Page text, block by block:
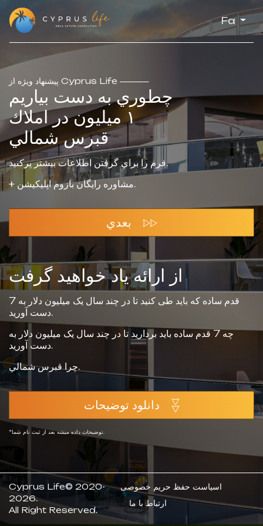
Fa
Cyprus Life
چطوري به دست بياريم
١ ميليون در املاك
قبرس شمالي
فرم را براي گرفتن اطلاعات بيشتر پركنيد.
+ مشاوره رايگان بازوم اپليكيشن.
از ارائه یاد خواهید گرفت
7 قدم ساده که باید طی کنید تا در چند سال یک میلیون دلار به
دست آورید.
چه 7 قدم ساده باید بردارید تا در چند سال یک میلیون دلار به
دست آورید.
چرا قبرس شمالي.
Cyprus Life© 2020-
2026.
All Right Reserved.
اسیاست حفظ حریم خصوصی
ارتباط با ما